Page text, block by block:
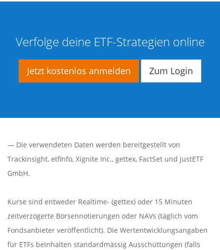
Verfolge deine ETF-Strategien online
Jetzt kostenlos anmelden Zum Login
— Die verwendeten Daten werden bereitgestellt von
Trackinsight, etfinfo, Xignite Inc., gettex, FactSet und justETF
GmbH.
Kurse sind entweder Realtime- (gettex) oder 15 Minuten
zeitverzögerte Börsennotierungen oder NAVs (täglich vom
Fondsanbieter veröffentlicht). Die Wertentwicklungsangaben
für ETFs beinhalten standardmässig Ausschüttungen (falls